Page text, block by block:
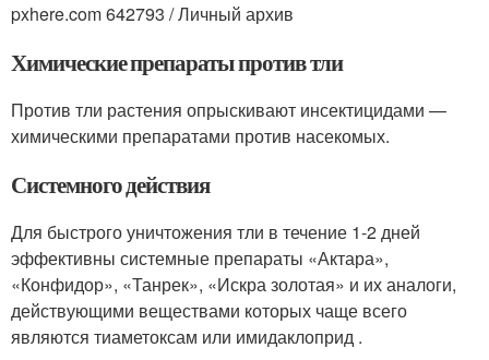
pxhere.com 642793 / Личный архив
Химические препараты против тли
Против тли растения опрыскивают инсектицидами —
химическими препаратами против насекомых.
Системного действия
Для быстрого уничтожения тли в течение 1-2 дней
эффективны системные препараты «Актара»,
«Конфидор», «Танрек», «Искра золотая» и их аналоги,
действующими веществами которых чаще всего
являются тиаметоксам или имидаклоприд .